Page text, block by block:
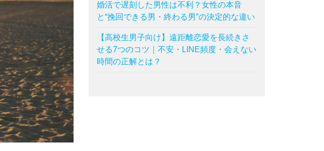
婚活で遅刻した男性は不利？女性の本音
と“挽回できる男・終わる男”の決定的な違い
【高校生男子向け】遠距離恋愛を長続きさ
せる7つのコツ｜不安・LINE頻度・会えない
時間の正解とは？